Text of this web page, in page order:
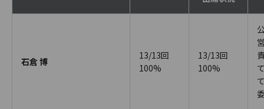
石倉 博
13/13回
100%
13/13回
100%